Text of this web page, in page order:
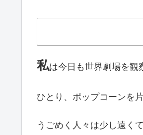
私は今日も世界劇場を観
ひとり、ポップコーンを
うごめく人々は少し遠く